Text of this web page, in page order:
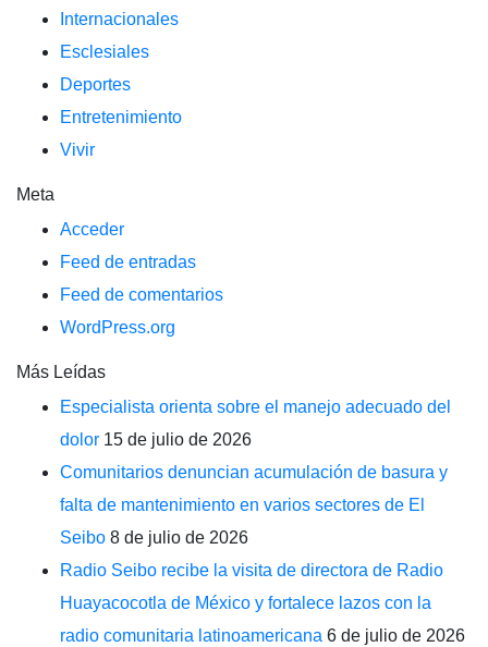
Internacionales
Esclesiales
Deportes
Entretenimiento
Vivir
Meta
Acceder
Feed de entradas
Feed de comentarios
WordPress.org
Más Leídas
Especialista orienta sobre el manejo adecuado del
dolor 15 de julio de 2026
Comunitarios denuncian acumulación de basura y
falta de mantenimiento en varios sectores de El
Seibo 8 de julio de 2026
Radio Seibo recibe la visita de directora de Radio
Huayacocotla de México y fortalece lazos con la
radio comunitaria latinoamericana 6 de julio de 2026